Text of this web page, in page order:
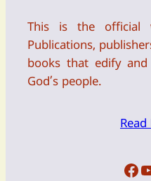
This is the official
Publications,
books that edify
God’s people.
Facebook Youtube